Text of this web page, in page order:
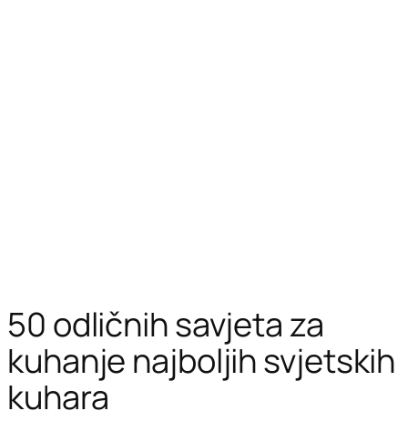
50 odličnih savjeta za
kuhanje najboljih svjetskih
kuhara